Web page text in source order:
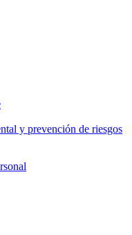
y prevención de riesgos